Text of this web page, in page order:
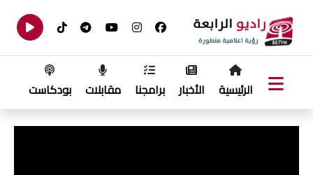
الرئيسية الأخبار برامجنا مقابلات بودكاست